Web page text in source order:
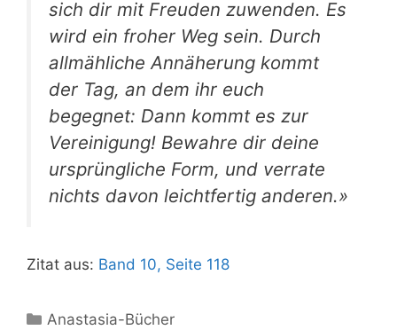
sich dir mit Freuden zuwenden. Es
wird ein froher Weg sein. Durch
allmähliche Annäherung kommt
der Tag, an dem ihr euch
begegnet: Dann kommt es zur
Vereinigung! Bewahre dir deine
ursprüngliche Form, und verrate
nichts davon leichtfertig anderen.»
Zitat aus: Band 10, Seite 118
Kategorien
Anastasia-Bücher